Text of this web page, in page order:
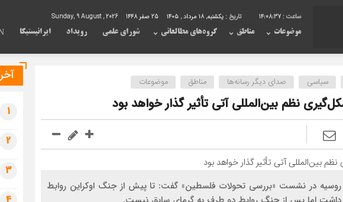
14:08:38 تاریخ : یکشنبه, ۱۸ مرداد , ۱۴۰۵ 25 صفر 1448
موضوعات مناطق گروه‌های مطالعاتی شورای علمی رویداد ایرانیستیکا
سیاسی صدای دیگر رسانه‌ها مناطق موضوعات
نظم بین‌المللی آتی تأثیر گذار خواهد بود
روسیه در نشست «بررسی تحولات فلسطین» گفت: تا پیش از جنگ اوکراین روابط
1
2
3